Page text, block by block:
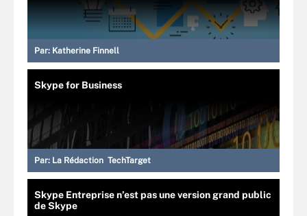
Par: Katherine Finnell
Skype for Business
Par: La Rédaction TechTarget
Skype Entreprise n’est pas une version grand public
de Skype